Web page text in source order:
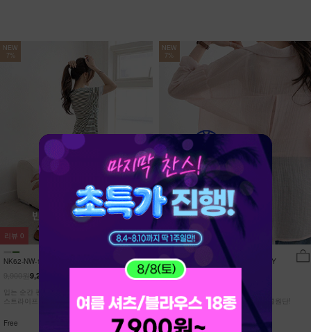
NEW
7%
NK62-NW-11/유포니 반팔+반바지 홈웨
9,210원
입는 순간 편안함이 달라지는 캡내장
스트라이프 홈웨어 SET
Free
리뷰 0
NEW
7%
NK62-TS-32/일루민 뒤트임 셔츠_DY
21,900원
[ 답답한ZERO! 시스루 원단! ]
[55-99] 은은하게 반짝이는 고급링클원단!
자연스럽게 흐르는 핏!
Free
리뷰15